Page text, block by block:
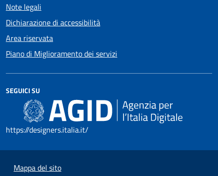
Note legali
Dichiarazione di accessibilità
Area riservata
Piano di Miglioramento dei servizi
SEGUICI SU
https://designers.italia.it/
Mappa del sito